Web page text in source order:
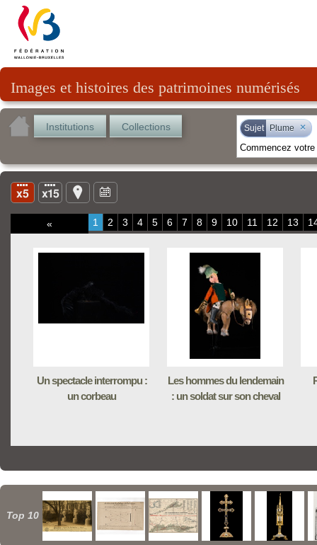
Images et histoires des patrimoines numérisés
Institutions Collections Sujet Plume ×
« 1 2 3 4 5 6 7 8 9 10 11 12 13
Un spectacle interrompu :
un corbeau
Les hommes du lendemain
: un soldat sur son cheval
Top 10